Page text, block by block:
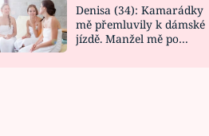
Denisa (34): Kamarádky
mě přemluvily k dámské
jízdě. Manžel mě po